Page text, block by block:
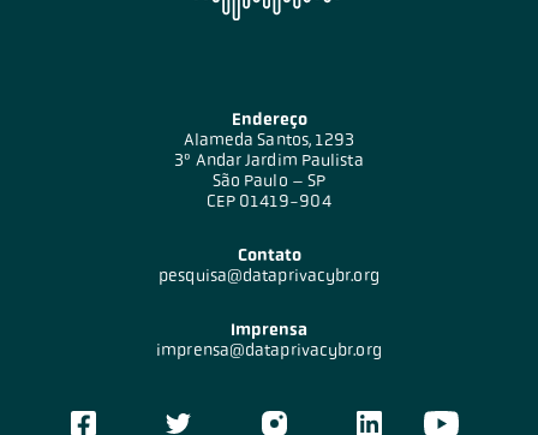
Endereço
Alameda Santos, 1293
3º Andar Jardim Paulista
São Paulo – SP
CEP 01419-904
Contato
pesquisa@dataprivacybr.org
Imprensa
imprensa@dataprivacybr.org